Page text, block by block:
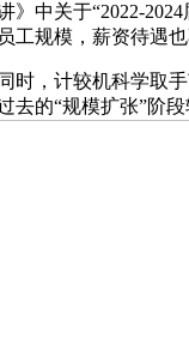
中关于“2022-
工规模，薪资待遇也
，计较机科学取手
的“规模扩张”阶